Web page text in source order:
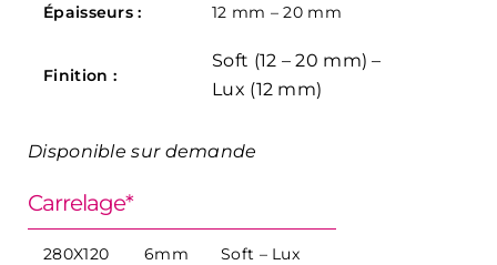
Épaisseurs : 12 mm – 20 mm
Finition :
Soft (12 – 20 mm) –
Lux (12 mm)
Disponible sur demande
Carrelage*
280X120 6mm Soft – Lux